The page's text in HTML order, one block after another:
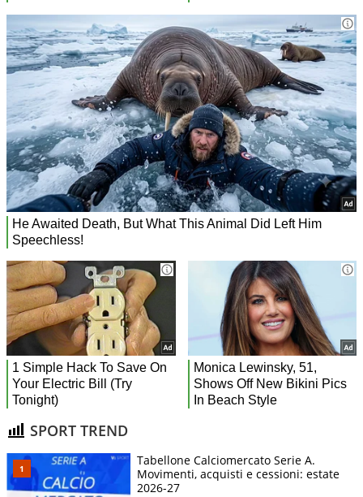
SPORT TREND
Tabellone Calciomercato Serie A.
Movimenti, acquisti e cessioni: estate
2026-27